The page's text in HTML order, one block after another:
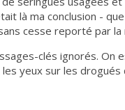
là ma conclusion -
cesse reporté par
clés ignorés. On
yeux sur les drogués